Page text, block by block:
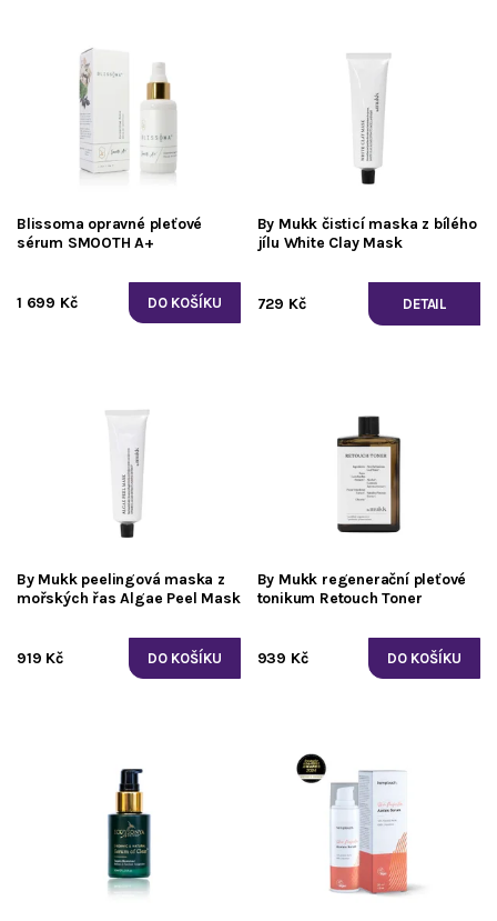
Blissoma opravné pleťové
sérum SMOOTH A+
1 699 Kč
By Mukk čisticí maska z bílého
jílu White Clay Mask
729 Kč DETAIL
By Mukk peelingová maska z
mořských řas Algae Peel Mask
919 Kč
By Mukk regenerační pleťové
tonikum Retouch Toner
939 Kč